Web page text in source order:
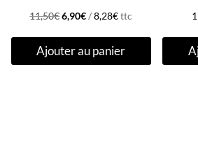
11,50€Le
initial
6,90€Le
actuel
/8,28€ttc
Ajouter au panier